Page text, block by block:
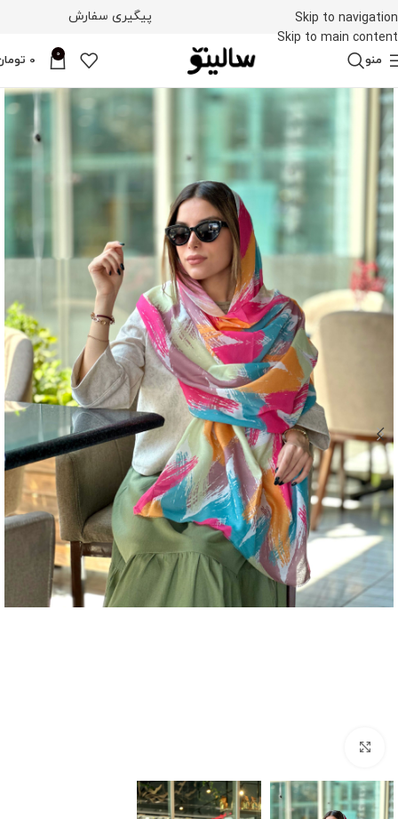
Skip to navigation
Skip to main content
پیگیری سفارش
منو 0
0